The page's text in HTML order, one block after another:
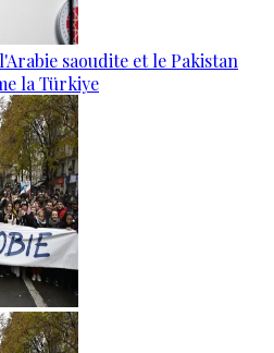
saoudite et le Pakistan
la Türkiye